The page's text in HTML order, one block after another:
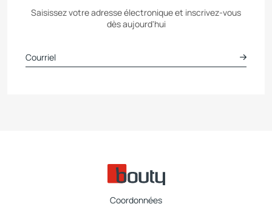
Saisissez votre adresse électronique et inscrivez-vous
dès aujourd'hui
Coordonnées